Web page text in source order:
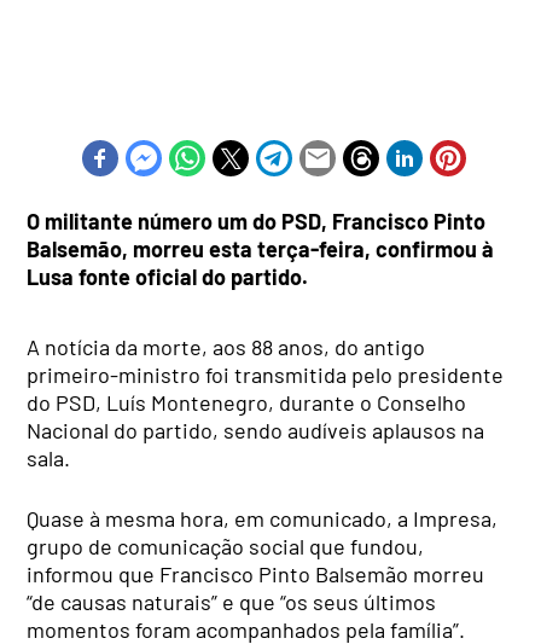
O militante número um do PSD, Francisco Pinto
Balsemão, morreu esta terça-feira, confirmou à
Lusa fonte oficial do partido.
A notícia da morte, aos 88 anos, do antigo
primeiro-ministro foi transmitida pelo presidente
do PSD, Luís Montenegro, durante o Conselho
Nacional do partido, sendo audíveis aplausos na
sala.
Quase à mesma hora, em comunicado, a Impresa,
grupo de comunicação social que fundou,
informou que Francisco Pinto Balsemão morreu
“de causas naturais” e que “os seus últimos
momentos foram acompanhados pela família”.